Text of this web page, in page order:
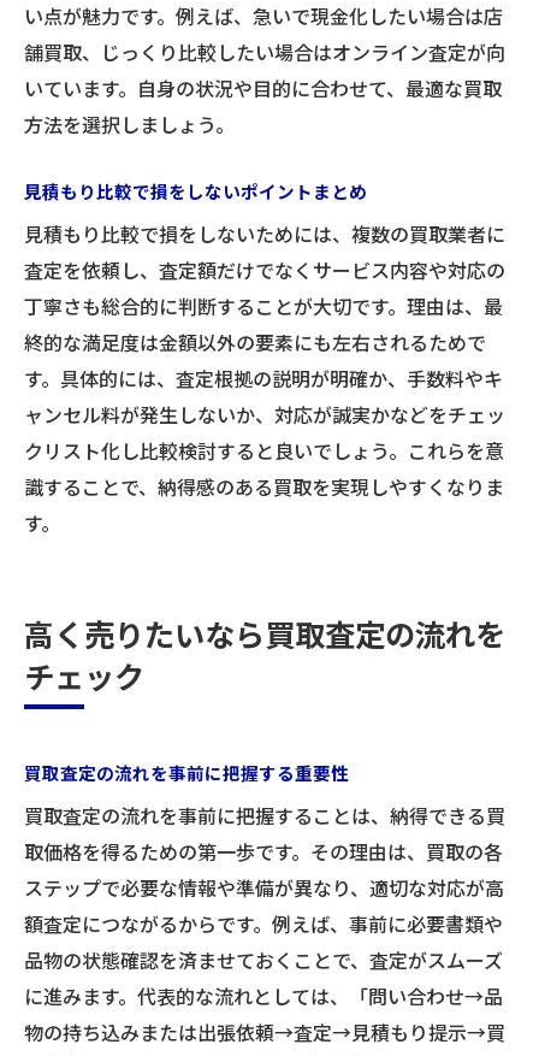
い点が魅力です。例えば、急いで現金化したい場合は店
舗買取、じっくり比較したい場合はオンライン査定が向
いています。自身の状況や目的に合わせて、最適な買取
方法を選択しましょう。
見積もり比較で損をしないポイントまとめ
見積もり比較で損をしないためには、複数の買取業者に
査定を依頼し、査定額だけでなくサービス内容や対応の
丁寧さも総合的に判断することが大切です。理由は、最
終的な満足度は金額以外の要素にも左右されるためで
す。具体的には、査定根拠の説明が明確か、手数料やキ
ャンセル料が発生しないか、対応が誠実かなどをチェッ
クリスト化し比較検討すると良いでしょう。これらを意
識することで、納得感のある買取を実現しやすくなりま
す。
高く売りたいなら買取査定の流れを
チェック
買取査定の流れを事前に把握する重要性
買取査定の流れを事前に把握することは、納得できる買
取価格を得るための第一歩です。その理由は、買取の各
ステップで必要な情報や準備が異なり、適切な対応が高
額査定につながるからです。例えば、事前に必要書類や
品物の状態確認を済ませておくことで、査定がスムーズ
に進みます。代表的な流れとしては、「問い合わせ→品
物の持ち込みまたは出張依頼→査定→見積もり提示→買